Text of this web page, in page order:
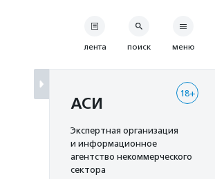
лента поиск меню
18+
АСИ
Экспертная организация
и информационное
агентство некоммерческого
сектора